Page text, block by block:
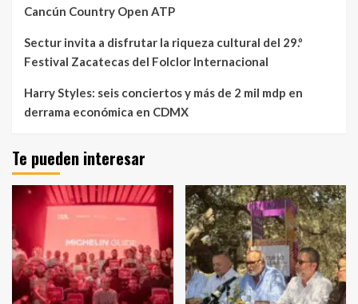
Cancún Country Open ATP
Sectur invita a disfrutar la riqueza cultural del 29.º
Festival Zacatecas del Folclor Internacional
Harry Styles: seis conciertos y más de 2 mil mdp en
derrama económica en CDMX
Te pueden interesar